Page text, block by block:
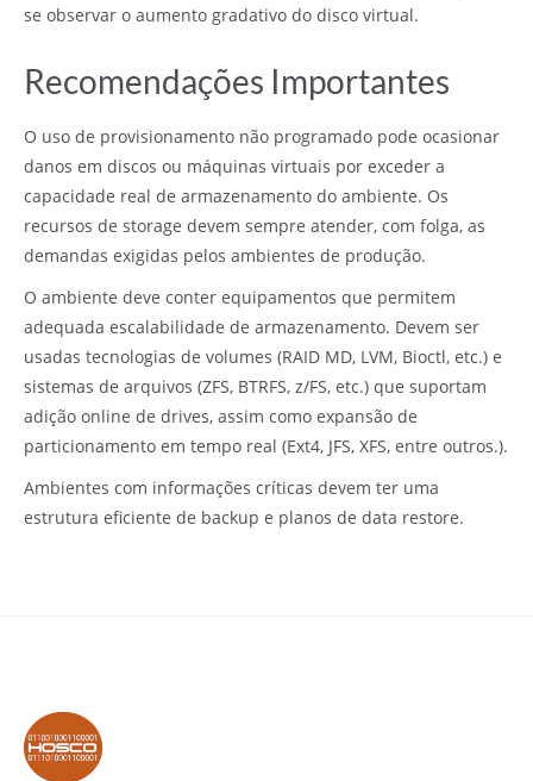
se observar o aumento gradativo do disco virtual.
Recomendações Importantes
O uso de provisionamento não programado pode ocasionar
danos em discos ou máquinas virtuais por exceder a
capacidade real de armazenamento do ambiente. Os
recursos de storage devem sempre atender, com folga, as
demandas exigidas pelos ambientes de produção.
O ambiente deve conter equipamentos que permitem
adequada escalabilidade de armazenamento. Devem ser
usadas tecnologias de volumes (RAID MD, LVM, Bioctl, etc.) e
sistemas de arquivos (ZFS, BTRFS, z/FS, etc.) que suportam
adição online de drives, assim como expansão de
particionamento em tempo real (Ext4, JFS, XFS, entre outros.).
Ambientes com informações críticas devem ter uma
estrutura eficiente de backup e planos de data restore.